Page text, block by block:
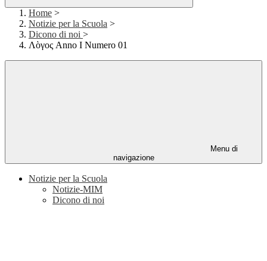
Home >
Notizie per la Scuola >
Dicono di noi >
Λὸγος Anno I Numero 01
Menu di
navigazione
Notizie per la Scuola
Notizie-MIM
Dicono di noi